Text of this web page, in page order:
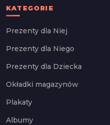
KATEGORIE
Prezenty dla Niej
Prezenty dla Niego
Prezenty dla Dziecka
Okładki magazynów
Plakaty
Albumy